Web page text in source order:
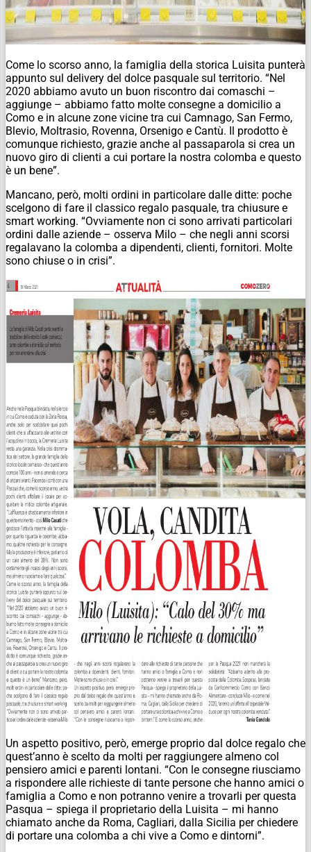
Come lo scorso anno, la famiglia della storica Luisita punterà
appunto sul delivery del dolce pasquale sul territorio. “Nel
2020 abbiamo avuto un buon riscontro dai comaschi –
aggiunge – abbiamo fatto molte consegne a domicilio a
Como e in alcune zone vicine tra cui Camnago, San Fermo,
Blevio, Moltrasio, Rovenna, Orsenigo e Cantù. Il prodotto è
comunque richiesto, grazie anche al passaparola si crea un
nuovo giro di clienti a cui portare la nostra colomba e questo
è un bene”.
Mancano, però, molti ordini in particolare dalle ditte: poche
scelgono di fare il classico regalo pasquale, tra chiusure e
smart working. “Ovviamente non ci sono arrivati particolari
ordini dalle aziende – osserva Milo – che negli anni scorsi
regalavano la colomba a dipendenti, clienti, fornitori. Molte
sono chiuse o in crisi”.
Un aspetto positivo, però, emerge proprio dal dolce regalo che
quest’anno è scelto da molti per raggiungere almeno col
pensiero amici e parenti lontani. “Con le consegne riusciamo
a rispondere alle richieste di tante persone che hanno amici o
famiglia a Como e non potranno venire a trovarli per questa
Pasqua – spiega il proprietario della Luisita – mi hanno
chiamato anche da Roma, Cagliari, dalla Sicilia per chiedere
di portare una colomba a chi vive a Como e dintorni”.